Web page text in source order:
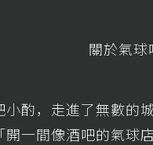
關於氣球
酌，走進了無數
開一間像酒吧的氣球